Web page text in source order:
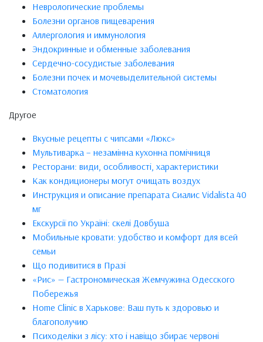
Неврологические проблемы
Болезни органов пищеварения
Аллергология и иммунология
Эндокринные и обменные заболевания
Сердечно-сосудистые заболевания
Болезни почек и мочевыделительной системы
Стоматология
Другое
Вкусные рецепты с чипсами «Люкс»
Мультиварка – незамінна кухонна помічниця
Ресторани: види, особливості, характеристики
Как кондиционеры могут очищать воздух
Инструкция и описание препарата Сиалис Vidalista 40
мг
Екскурсії по Україні: скелі Довбуша
Мобильные кровати: удобство и комфорт для всей
семьи
Що подивитися в Празі
«Рис» — Гастрономическая Жемчужина Одесского
Побережья
Home Clinic в Харькове: Ваш путь к здоровью и
благополучию
Психоделіки з лісу: хто і навіщо збирає червоні